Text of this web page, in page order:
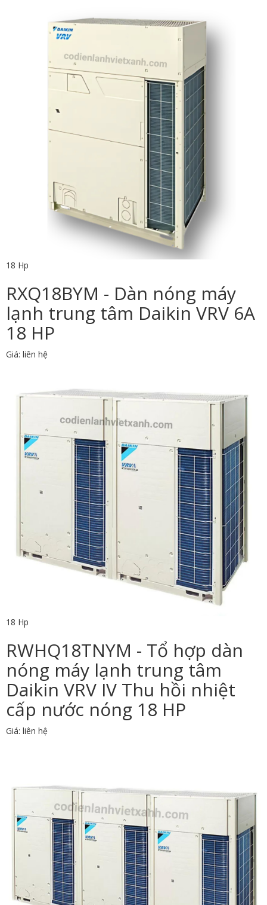
18 Hp
RXQ18BYM - Dàn nóng máy
lạnh trung tâm Daikin VRV 6A
18 HP
Giá: liên hệ
18 Hp
RWHQ18TNYM - Tổ hợp dàn
nóng máy lạnh trung tâm
Daikin VRV IV Thu hồi nhiệt
cấp nước nóng 18 HP
Giá: liên hệ